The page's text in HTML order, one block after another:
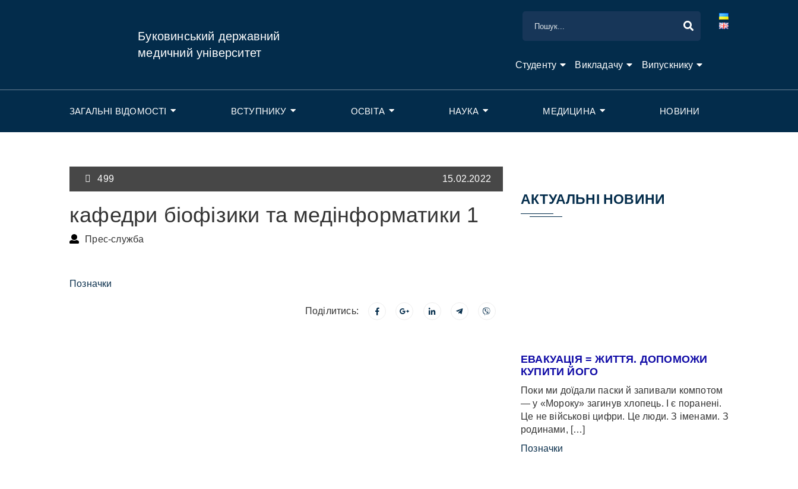
Буковинський державний
медичний університет
Студенту Викладачу Випускнику
ЗАГАЛЬНІ ВІДОМОСТІ ВСТУПНИКУ ОСВІТА НАУКА МЕДИЦИНА НОВИНИ
499 15.02.2022
кафедри біофізики та медінформатики 1
Прес-служба
Позначки
Поділитись:
АКТУАЛЬНІ НОВИНИ
ЕВАКУАЦІЯ = ЖИТТЯ. ДОПОМОЖИ
КУПИТИ ЙОГО
Поки ми доїдали паски й запивали компотом
— у «Мороку» загинув хлопець. І є поранені.
Це не військові цифри. Це люди. З іменами. З
родинами, […]
Позначки